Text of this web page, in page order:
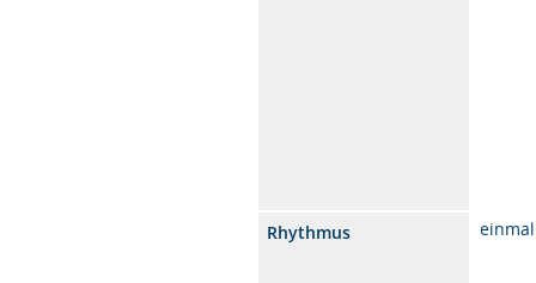
Rhythmus